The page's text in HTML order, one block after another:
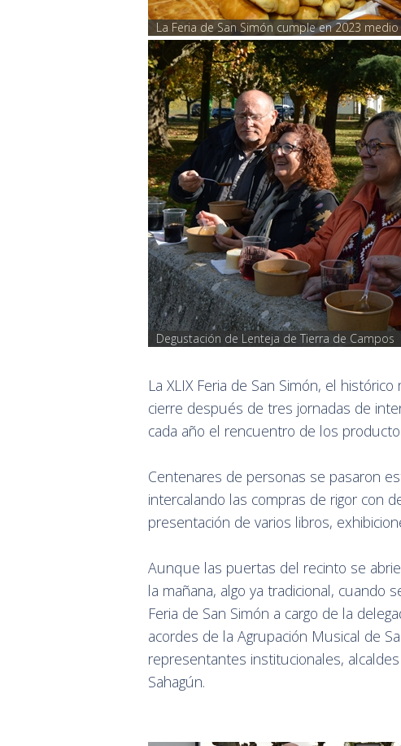
La Feria de San Simón cumple en 2023
Degustación de Lenteja de Tierra de Campos
La XLIX Feria de San Simón, el
cierre después de tres jornadas de
cada año el rencuentro de los
Centenares de personas se pasaron
intercalando las compras de rigor con
presentación de varios libros,
Aunque las puertas del recinto se
la mañana, algo ya tradicional, cuando
Feria de San Simón a cargo de la
acordes de la Agrupación Musical de
representantes institucionales,
Sahagún.